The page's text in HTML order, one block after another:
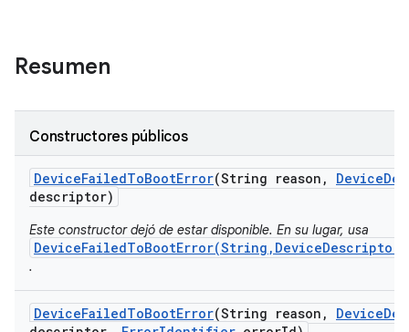
Resumen
Constructores públicos
DeviceFailedToBootError(String reason , Device
descriptor)
Este constructor dejó de estar disponible. En su lugar, usa
.
DeviceFailedToBootError(String reason , Device